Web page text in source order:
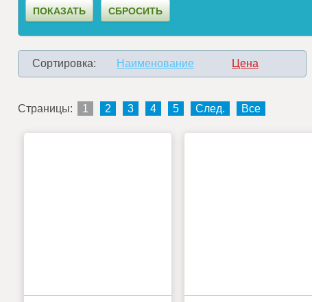
Сортировка: Наименование Цена
Страницы: 1 2 3 4 5 След. Все